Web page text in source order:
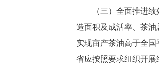
（三）全面推进
造面积及成活率、茶
实现亩产茶油高于全
省应按照要求组织开